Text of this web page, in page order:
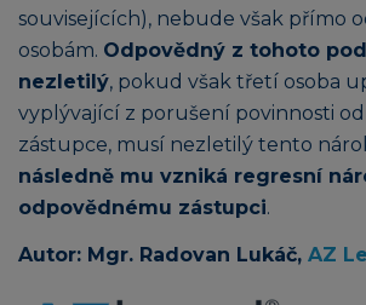
souvisejících), nebude však přímo
osobám. Odpovědný z tohoto
nezletilý, pokud však třetí osoba
vyplývající z porušení povinnosti
zástupce, musí nezletilý tento
následně mu vzniká regresní
odpovědnému zástupci.
Autor: Mgr. Radovan Lukáč, AZ